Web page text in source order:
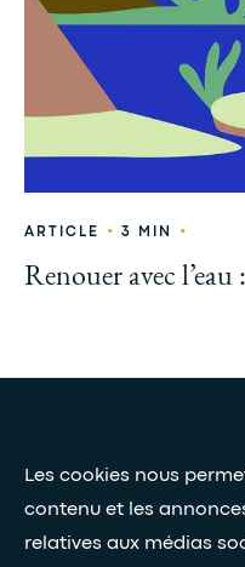
Les cookies nous
contenu et les
relatives aux médias
ARTICLE • 3 MIN •
Renouer avec
Nos livres blancs